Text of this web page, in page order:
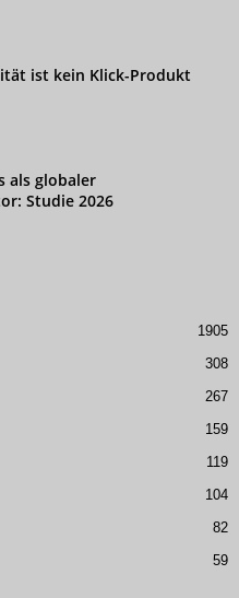
ist kein Klick-Produkt
als globaler
Studie 2026
1905
308
267
159
119
104
82
59